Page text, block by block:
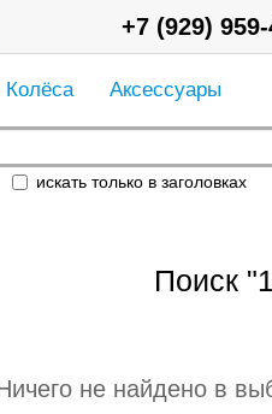
+7 (929)
Колёса Аксессуары
искать только в заголовках
Поиск
не найдено в